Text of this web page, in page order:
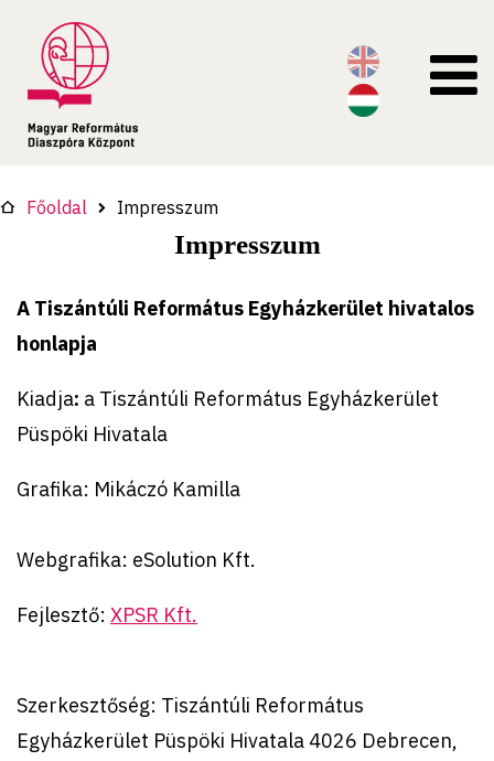
Főoldal Impresszum
Impresszum
A Tiszántúli Református Egyházkerület hivatalos
honlapja
Kiadja: a Tiszántúli Református Egyházkerület
Püspöki Hivatala
Grafika: Mikáczó Kamilla
Webgrafika: eSolution Kft.
Fejlesztő: XPSR Kft.
Szerkesztőség: Tiszántúli Református
Egyházkerület Püspöki Hivatala 4026 Debrecen,